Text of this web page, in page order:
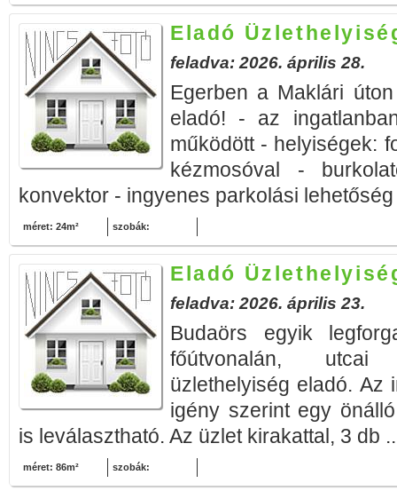
Eladó
feladva: 2026. április 28.
Egerben a Maklári
eladó! - az
működött - helyiségek:
kézmosóval -
konvektor - ingyenes parkolási
méret: 24m² szobák:
Eladó
feladva: 2026. április 23.
Budaörs egyik
főútvonalán, utcai
üzlethelyiség eladó. Az
igény szerint egy
is leválasztható. Az üzlet kirakattal, 3 db
méret: 86m² szobák: